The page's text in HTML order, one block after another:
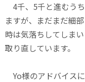
4千、5千と進むう
ますが、まだまだ細
時は気落ちしてしま
取り直しています。
Yo様のアドバイス